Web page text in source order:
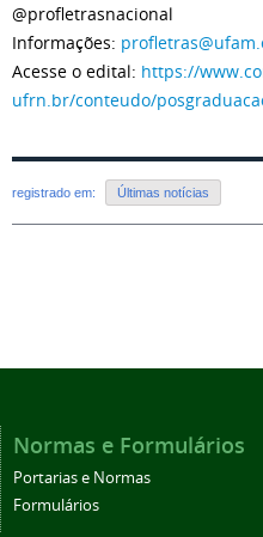
@profletrasnacional
Informações:
Acesse o edital: https://
ufrn.br/conteudo/
registrado em: Últimas notícias
Normas e Formulários
Portarias e Normas
Formulários